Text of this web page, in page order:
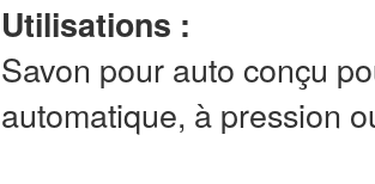
Utilisations :
Savon pour auto conçu
automatique, à pression